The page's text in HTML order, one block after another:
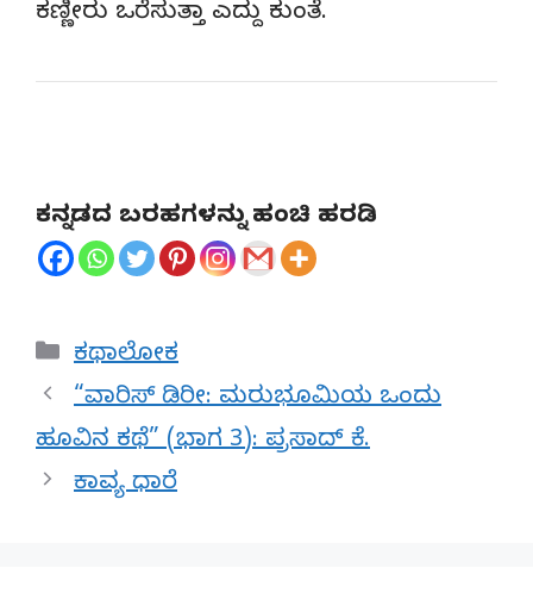
ಕಣ್ಣೀರು ಒರೆಸುತ್ತಾ ಎದ್ದು ಕುಂತೆ.
ಕನ್ನಡದ ಬರಹಗಳನ್ನು ಹಂಚಿ ಹರಡಿ
Categories
ಕಥಾಲೋಕ
“ವಾರಿಸ್ ಡಿರೀ: ಮರುಭೂಮಿಯ ಒಂದು
ಹೂವಿನ ಕಥೆ” (ಭಾಗ 3): ಪ್ರಸಾದ್ ಕೆ.
ಕಾವ್ಯ ಧಾರೆ